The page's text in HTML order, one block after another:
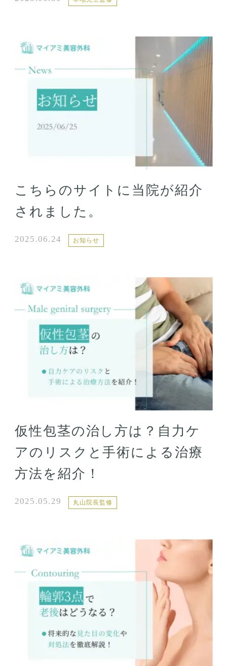
こちらのサイトに当院が紹介
されました。
2025.06.24 お知らせ
仮性包茎の治し方は？自力ケ
アのリスクと手術による治療
方法を紹介！
2025.05.29 丸山院長監修